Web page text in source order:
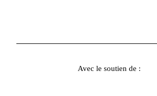
Avec le soutien de :